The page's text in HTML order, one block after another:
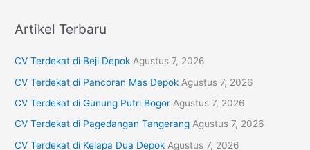
Artikel Terbaru
CV Terdekat di Beji Depok Agustus 7, 2026
CV Terdekat di Pancoran Mas Depok Agustus 7, 2026
CV Terdekat di Gunung Putri Bogor Agustus 7, 2026
CV Terdekat di Pagedangan Tangerang Agustus 7, 2026
CV Terdekat di Kelapa Dua Depok Agustus 7, 2026